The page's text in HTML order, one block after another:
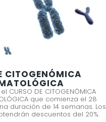
CITOGENÓMICA
CURSO DE CITOGENÓMICA
que comienza el 28
duración de 14 semanas. Los
descuentos del 20%.